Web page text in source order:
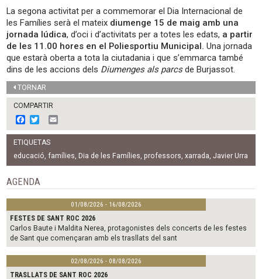
La segona activitat per a commemorar el Dia Internacional de
les Famílies serà el mateix diumenge 15 de maig amb una
jornada lúdica, d’oci i d’activitats per a totes les edats, a partir
de les 11.00 hores en el Poliesportiu Municipal. Una jornada
que estarà oberta a tota la ciutadania i que s’emmarca també
dins de les accions dels Diumenges als parcsde Burjassot.
TORNAR
COMPARTIR
F
a
c
e
b
o
o
k
w
i
t
t
e
m
a
l
ETIQUETAS
educació,famílies, Dia de les Famílies, professors,xarrada,Javier Urra
AGENDA
01/08/2026 - 16/08/2026
FESTES DE SANT ROC 2026
Carlos Baute i Maldita Nerea, protagonistes dels concerts de les festes
de Sant que començaran amb els trasllats del sant
02/08/2026 - 08/08/2026
TRASLLATS DE SANT ROC 2026